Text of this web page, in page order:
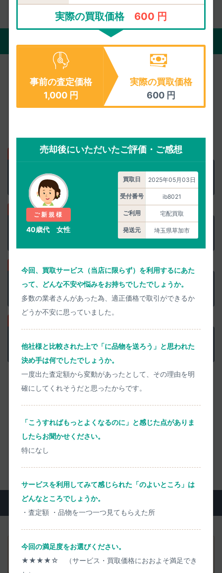
実際の買取価格 600 円
事前の査定価格
1,000円
実際の買取価格
600 円
売却後にいただいたご評価・ご感想
ご新規様
40歳代 女性
買取日 2025年05月03日
受付番号 ib8021
ご利用 宅配買取
発送元 埼玉県草加市
今回、買取サービス（当店に限らず）を利用するにあた
って、どんな不安や悩みをお持ちでしたでしょうか。
多数の業者さんがあった為、適正価格で取引ができるか
どうか不安に思っていました。
他社様と比較された上で「に品物を送ろう」と思われた
決め手は何でしたでしょうか。
一度出た査定額から変動があったとして、その理由を明
確にしてくれそうだと思ったからです。
「こうすればもっとよくなるのに」と感じた点がありま
したらお聞かせください。
特になし
サービスを利用してみて感じられた「のよいところ」は
どんなところでしょうか。
・査定額 ・品物を一つ一つ見てもらえた所
今回の満足度をお選びください。
★★★★☆ （サービス・買取価格におおよそ満足でき
買取の流れ
宅配買取 店頭買取
正確な査定価格を 匿名で聞く
当日中に正確に査定します
正確な査定価格で 他店と比較
事前査定に納得なら集荷を申込み
ウェブで簡単に申込めます
迅速丁寧に清掃検品します
― お品物到着当日に検品・お支払い ―
よくいただくご質問
事前査定価格から実際の買取価格がアップすることはあり
ますか？